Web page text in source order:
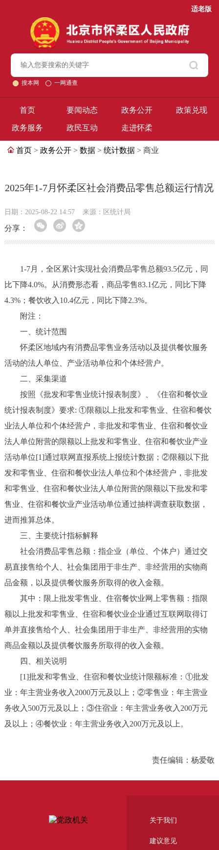
适老版
搜本网 一网通查
首页 要闻动态 政务公开 政策兑现
政务服务 政民互动 走进怀柔
首页 > 政务公开 > 数据 > 统计数据 > 商业
2025年1-7月怀柔区社会消费品零售总额运行情况
日期：2025-08-22 14:57 来源：区统计局
分享：
1-7月，全区累计实现社会消费品零售总额93.5亿元，同
比下降4.0%。从消费形态看，商品零售83.1亿元，同比下降
4.3%；餐饮收入10.4亿元，同比下降2.3%。
附注：
一、统计范围
怀柔区地域内有消费品零售业务活动以及提供餐饮服务
活动的法人单位、产业活动单位和个体经营户。
二、采集渠道
按照《批发和零售业统计报表制度》、《住宿和餐饮业
统计报表制度》要求: ①限额以上批发和零售业、住宿和餐饮
业法人单位和个体经营户，非批发和零售业、住宿和餐饮业
法人单位附营的限额以上批发和零售业、住宿和餐饮业产业
活动单位[1]通过联网直报系统上报统计数据；②限额以下批
发和零售业、住宿和餐饮业法人单位和个体经营户，非批发
和零售业、住宿和餐饮业法人单位附营的限额以下批发和零
售业、住宿和餐饮业产业活动单位通过抽样调查获取数据，
进而推算总体。
三、主要统计指标解释
社会消费品零售总额：指企业（单位、个体户）通过交
易直接售给个人、社会集团用于非生产、非经营用的实物商
品金额，以及提供餐饮服务所取得的收入金额。
其中：限上批发零售业、住宿餐饮业网上零售额：指限
额以上批发和零售业、住宿和餐饮业企业通过互联网取得订
单并直接售给个人、社会集团用于非生产、非经营用的实物
商品金额以及提供餐饮服务所取得的收入金额。
四、相关说明
[1]批发和零售业、住宿和餐饮业统计限额标准：①批发
业：年主营业务收入2000万元及以上；②零售业：年主营业
务收入500万元及以上；③住宿业：年主营业务收入200万元
及以上；④餐饮业：年主营业务收入200万元及以上。
责任编辑：杨爱敬
关于我们
建议意见